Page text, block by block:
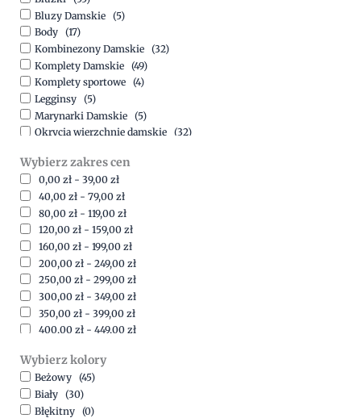
Bluzy Damskie (5)
Body (17)
Kombinezony Damskie (32)
Komplety Damskie (49)
Komplety sportowe (4)
Legginsy (5)
Marynarki Damskie (5)
Okrycia wierzchnie damskie (32)
Spodnie (15)
Sukienki (41)
Swetry Damskie (19)
Szorty (7)
Wybierz zakres cen
0,00 zł - 39,00 zł
40,00 zł - 79,00 zł
80,00 zł - 119,00 zł
120,00 zł - 159,00 zł
160,00 zł - 199,00 zł
200,00 zł - 249,00 zł
250,00 zł - 299,00 zł
300,00 zł - 349,00 zł
350,00 zł - 399,00 zł
400,00 zł - 449,00 zł
500,00zł-1500,00
Wybierz kolory
Beżowy (45)
Biały (30)
Błękitny (0)